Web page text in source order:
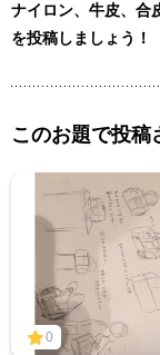
ナイロン、牛皮、合
を投稿しましょう！
このお題で投稿
0